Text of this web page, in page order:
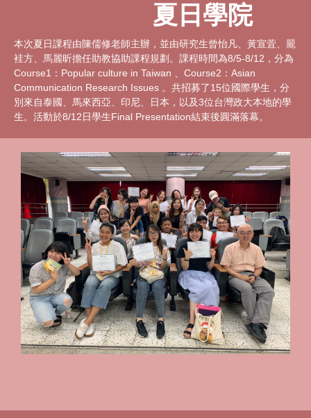
夏日學院
本次夏日課程由陳儒修老師主辦，並由研究生曾怡凡、黃宣萓、龎
袿方、馬麗昕擔任助教協助課程規劃。課程時間為8/5-8/12，分為
Course1：Popular culture in Taiwan 、Course2：Asian
Communication Research Issues 。共招募了15位國際學生，分
別來自泰國、馬來西亞、印尼、日本，以及3位台灣政大本地的學
生。活動於8/12日學生Final Presentation結束後圓滿落幕。